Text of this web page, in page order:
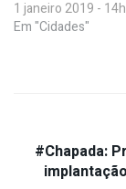
1 janeiro 2019 -
Em "Cidades"
#Chapada: